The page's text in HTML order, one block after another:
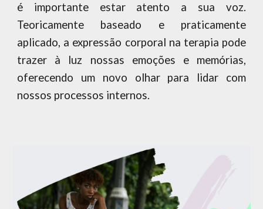
é importante estar atento a sua voz.
Teoricamente baseado e praticamente
aplicado, a expressão corporal na terapia pode
trazer à luz nossas emoções e memórias,
oferecendo um novo olhar para lidar com
nossos processos internos.